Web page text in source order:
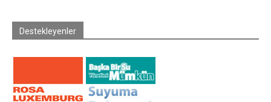
Destekleyenler